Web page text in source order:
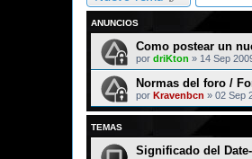
ANUNCIOS
Como postear un
por driKton » 14 Sep
Normas del foro /
por Kravenbcn » 02 Sep
TEMAS
Significado del